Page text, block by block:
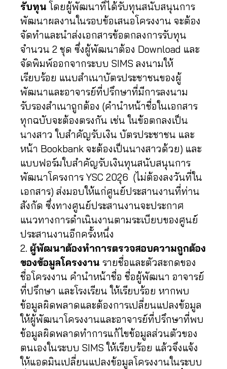
รับทุน โดยผู้พัฒนาที่ได้รับทุนสนับสนุนการ
พัฒนาผลงานในรอบข้อเสนอโครงงาน จะต้อง
จัดทำและนำส่งเอกสารข้อตกลงการรับทุน
จำนวน 2 ชุด ซึ่งผู้พัฒนาต้อง Download และ
จัดพิมพ์ออกจากระบบ SIMS ลงนามให้
เรียบร้อย แนบสำเนาบัตรประชาชนของผู้
พัฒนาและอาจารย์ที่ปรึกษาที่มีการลงนาม
รับรองสำเนาถูกต้อง (คำนำหน้าชื่อในเอกสาร
ทุกฉบับจะต้องตรงกัน เช่น ในข้อตกลงเป็น
นางสาว ใบสำคัญรับเงิน บัตรประชาชน และ
หน้า Bookbank จะต้องเป็นนางสาวด้วย) และ
แบบฟอร์มใบสำคัญรับเงินทุนสนับสนุนการ
พัฒนาโครงการ YSC 202ุ6 (ไม่ต้องลงวันที่ใน
เอกสาร) ส่งมอบให้แก่ศูนย์ประสานงานที่ท่าน
สังกัด ซึ่งทางศูนย์ประสานงานจะประกาศ
แนวทางการดำเนินงานตามระเบียบของศูนย์
ประสานงานอีกครั้งหนึ่ง
2. ผู้พัฒนาต้องทำการตรวจสอบความถูกต้อง
ของข้อมูลโครงงาน รายชื่อและตัวสะกดของ
ชื่อโครงงาน คำนำหน้าชื่อ ชื่อผู้พัฒนา อาจารย์
ที่ปรึกษา และโรงเรียน ให้เรียบร้อย หากพบ
ข้อมูลผิดพลาดและต้องการเปลี่ยนแปลงข้อมูล
ให้ผู้พัฒนาโครงงานและอาจารย์ที่ปรึกษาที่พบ
ข้อมูลผิดพลาดทำการแก้ไขข้อมูลส่วนตัวของ
ตนเองในระบบ SIMS ให้เรียบร้อย แล้วจึงแจ้ง
ให้แอดมินเปลี่ยนแปลงข้อมูลโครงงานในระบบ